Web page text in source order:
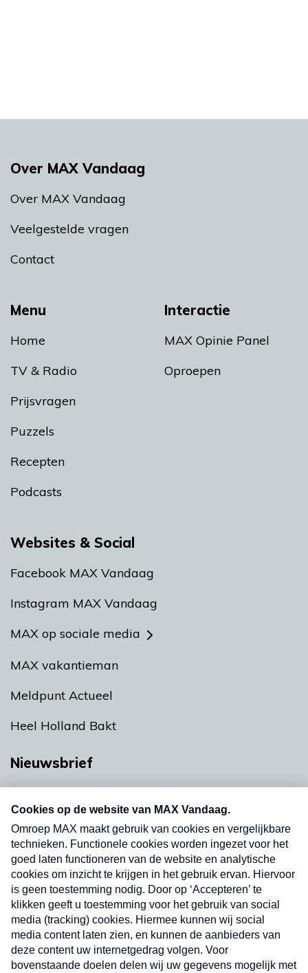
Menu
Home
TV & Radio
Prijsvragen
Puzzels
Recepten
Podcasts
Interactie
MAX Opinie Panel
Oproepen
Over MAX Vandaag
Over MAX Vandaag
Veelgestelde vragen
Contact
Websites & Social
Facebook MAX Vandaag
Instagram MAX Vandaag
MAX op sociale media
MAX vakantieman
Meldpunt Actueel
Heel Holland Bakt
Nieuwsbrief
nieuwsbrief. Elke vrijdag- en dinsdagochtend in
uw mailbox.
Verzend